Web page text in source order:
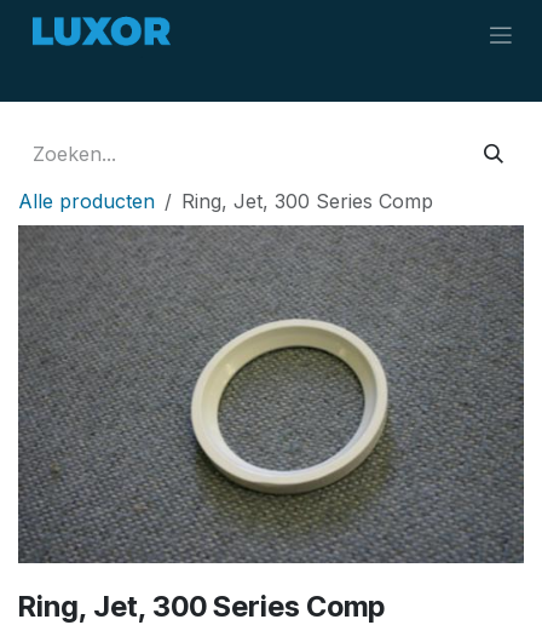
Overslaan naar inhoud
Alle producten Ring, Jet, 300 Series Comp
Ring, Jet, 300 Series Comp